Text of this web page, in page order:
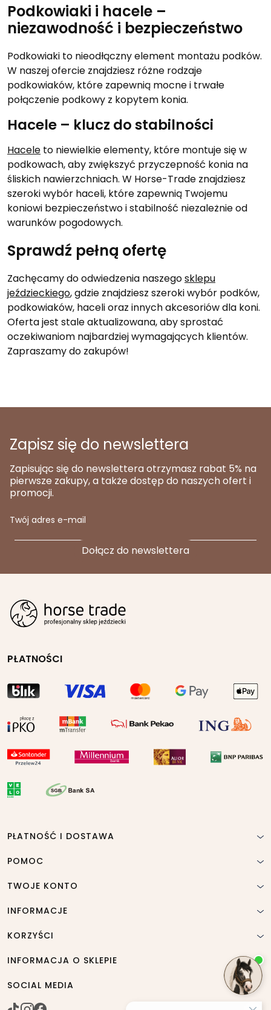
Podkowiaki i hacele –
niezawodność i bezpieczeństwo
Podkowiaki to nieodłączny element montażu podków.
W naszej ofercie znajdziesz różne rodzaje
podkowiaków, które zapewnią mocne i trwałe
połączenie podkowy z kopytem konia.
Hacele – klucz do stabilności
Hacele to niewielkie elementy, które montuje się w
podkowach, aby zwiększyć przyczepność konia na
śliskich nawierzchniach. W Horse-Trade znajdziesz
szeroki wybór haceli, które zapewnią Twojemu
koniowi bezpieczeństwo i stabilność niezależnie od
warunków pogodowych.
Sprawdź pełną ofertę
Zachęcamy do odwiedzenia naszegosklepu
jeździeckiego, gdzie znajdziesz szeroki wybór podków,
podkowiaków, haceli oraz innych akcesoriów dla koni.
Oferta jest stale aktualizowana, aby sprostać
oczekiwaniom najbardziej wymagających klientów.
Zapraszamy do zakupów!
Zapisz się do newslettera
Zapisując się do newslettera otrzymasz rabat 5% na
pierwsze zakupy, a także dostęp do naszych ofert i
promocji.
Twój adres e-mail
PŁATNOŚCI
PŁATNOŚĆ I DOSTAWA
POMOC
TWOJE KONTO
INFORMACJE
KORZYŚCI
INFORMACJA O SKLEPIE
SOCIAL MEDIA